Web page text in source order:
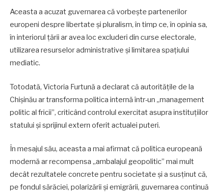
Aceasta a acuzat guvernarea că vorbește partenerilor
europeni despre libertate și pluralism, în timp ce, în opinia sa,
în interiorul țării ar avea loc excluderi din curse electorale,
utilizarea resurselor administrative și limitarea spațiului
mediatic.
Totodată, Victoria Furtună a declarat că autoritățile de la
Chișinău ar transforma politica internă într-un „management
politic al fricii”, criticând controlul exercitat asupra instituțiilor
statului și sprijinul extern oferit actualei puteri.
În mesajul său, aceasta a mai afirmat că politica europeană
modernă ar recompensa „ambalajul geopolitic” mai mult
decât rezultatele concrete pentru societate și a susținut că,
pe fondul sărăciei, polarizării și emigrării, guvernarea continuă